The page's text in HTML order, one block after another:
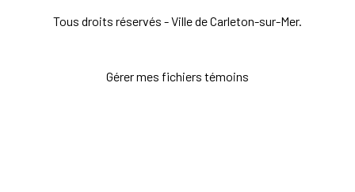
Tous droits réservés - Ville de Carleton-sur-Mer.
Gérer mes fichiers témoins